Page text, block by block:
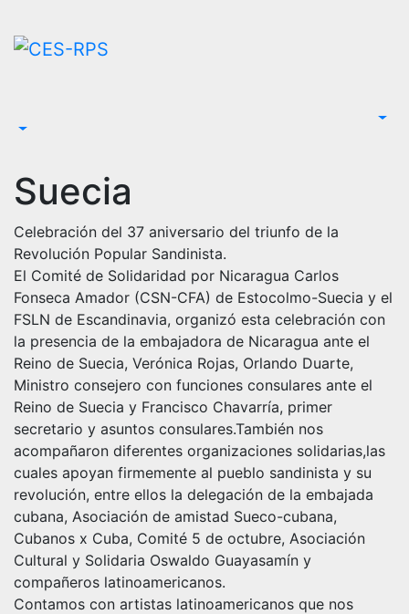
contenido
Suecia
Celebración del 37 aniversario del triunfo de la
Revolución Popular Sandinista.
El Comité de Solidaridad por Nicaragua Carlos
Fonseca Amador (CSN-CFA) de Estocolmo-Suecia y el
FSLN de Escandinavia, organizó esta celebración con
la presencia de la embajadora de Nicaragua ante el
Reino de Suecia, Verónica Rojas, Orlando Duarte,
Ministro consejero con funciones consulares ante el
Reino de Suecia y Francisco Chavarría, primer
secretario y asuntos consulares.También nos
acompañaron diferentes organizaciones solidarias,las
cuales apoyan firmemente al pueblo sandinista y su
revolución, entre ellos la delegación de la embajada
cubana, Asociación de amistad Sueco-cubana,
Cubanos x Cuba, Comité 5 de octubre, Asociación
Cultural y Solidaria Oswaldo Guayasamín y
compañeros latinoamericanos.
Contamos con artistas latinoamericanos que nos